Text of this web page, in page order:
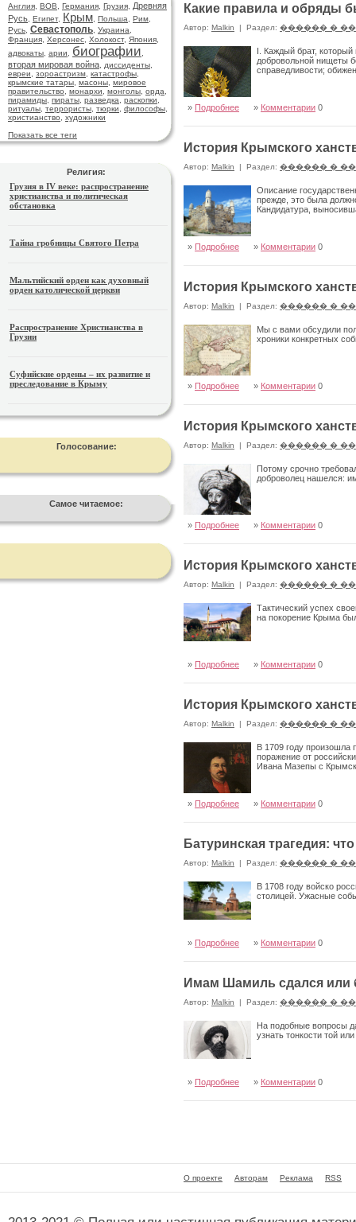
Англия ВОВ Германия Грузия
Древняя
Русь Египет, Крым Польша Рим
Русь Севастополь Украина
Франция Херсонес Холокост, Япония
адвокаты арии биографии
вторая мировая война диссиденты
евреи
зороастризм катастрофы
крымские татары масоны мировое
правительство
монархи монголы орда
пирамиды пираты разведка раскопки
ритуалы террористы тюрки философы
христианство
художники
Показать все теги
Религия:
Грузия в IV веке: распространение
христианства и политическая
обстановка
Тайна гробницы Святого Петра
Мальтийский орден как духовный
орден католической церкви
Распространение Христианства в
Грузии
Суфийские ордены – их развитие и
преследование в Крыму
Голосование:
Самое читаемое:
Какие правила и обряды
Автор: Malkin | Раздел: ������ �
I. Каждый брат,
добровольной нищеты
справедливости;
» Подробнее » Комментарии 0
История Крымского
Автор: Malkin | Раздел: ������ �
Описание
прежде, это была
Кандидатура,
» Подробнее » Комментарии 0
История Крымского
Автор: Malkin | Раздел: ������ �
Мы с вами обсудили
хроники конкретных
» Подробнее » Комментарии 0
История Крымского
Автор: Malkin | Раздел: ������ �
Потому срочно
доброволец нашелся:
» Подробнее » Комментарии 0
История Крымского
Автор: Malkin | Раздел: ������ �
Тактический успех
на покорение Крыма
» Подробнее » Комментарии 0
История Крымского
Автор: Malkin | Раздел: ������ �
В 1709 году произошла
поражение от
Ивана Мазепы с
» Подробнее » Комментарии 0
Батуринская трагедия:
Автор: Malkin | Раздел: ������ �
В 1708 году войско
столицей. Ужасные
» Подробнее » Комментарии 0
Имам Шамиль сдался или
Автор: Malkin | Раздел: ������ �
На подобные вопросы
узнать тонкости той
» Подробнее » Комментарии 0
О проекте Авторам Реклама RSS